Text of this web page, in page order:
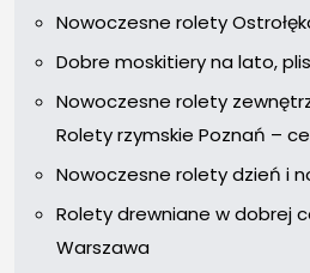
Nowoczesne rolety
Dobre moskitiery na lato,
Nowoczesne rolety
Rolety rzymskie Poznań –
Nowoczesne rolety dzień i
Rolety drewniane w dobrej
Warszawa